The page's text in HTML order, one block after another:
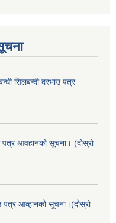
सिलबन्दी दरभाउ पत्र
पत्र आवहानको सूचना। (दोस्रो
पत्र आव्हानको सूचना।(दोस्रो